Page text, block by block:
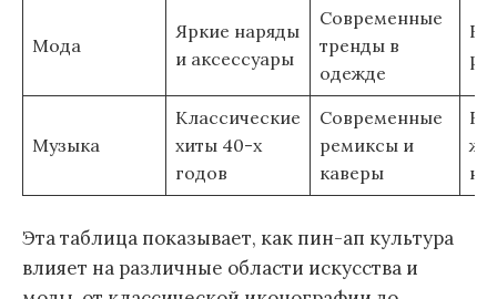
Мода
Яркие наряды
и аксессуары
Современные
тренды в
одежде
Музыка
Классические
хиты 40-х
годов
Современные
ремиксы и
каверы
Эта таблица показывает, как пин-ап культура
влияет на различные области искусства и